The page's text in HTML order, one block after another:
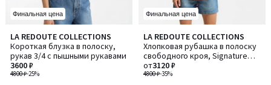
Финальная цена
LA REDOUTE COLLECTIONS
Короткая блузка в полоску,
рукав 3/4 с пышными рукавами
4800 ₽-25%
3600 ₽
4
/
5
Финальная цена
LA REDOUTE COLLECTIONS
Хлопковая рубашка в полоску
свободного кроя, Signature
APOLLINE / АПОЛЛИН
4800 ₽-35%
от3120 ₽
4
/
5